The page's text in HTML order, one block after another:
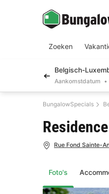
Zoeken
Belgisch-
Aankomstdatum
BungalowSpecials
Foto's
Rue Fond Sainte-